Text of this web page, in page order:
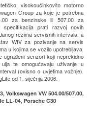
visokoučinkovito motorno
Group za koje je potrebna
za benzinske ili 507.00 za
specifikacija prati razvoj novih
režima servisnih intervala, a
WIV za pozivanje na servis
u kojima se vozilo upotrebljava.
ugrađeni senzori koji neprekidno
te omogućavaju uživanje u
(ovisno o uvjetima vožnje).
od 1. siječnja 2006.
Volkswagen VW 504.00/507.00,
LL-04, Porsche C30